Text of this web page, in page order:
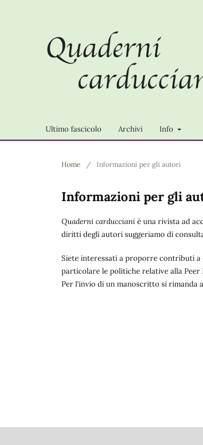
Ultimo fascicolo Archivi Info
Home / Informazioni per gli autori
Informazioni per gli
Quaderni carducciani è una rivista ad
diritti degli autori suggeriamo di
Siete interessati a proporre contributi a
particolare le politiche relative alla Peer
Per l'invio di un manoscritto si rimanda